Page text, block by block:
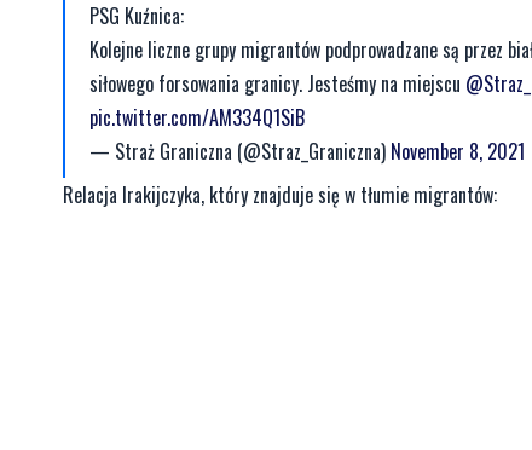
PSG Kuźnica:
Kolejne liczne grupy migrantów podprowadzane są przez
siłowego forsowania granicy. Jesteśmy na miejscu
pic.twitter.com/AM334Q1SiB
— Straż Graniczna (@Straz_Graniczna) November 8, 2021
Relacja Irakijczyka, który znajduje się w tłumie migrantów: